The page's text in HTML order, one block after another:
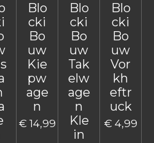
Blo
cki
Bo
uw
Kie
pw
age
n
€ 14,99
Blo
cki
Bo
uw
Tak
elw
age
n
Kle
in
Blo
cki
Bo
uw
Vor
kh
eftr
uck
€ 4,99